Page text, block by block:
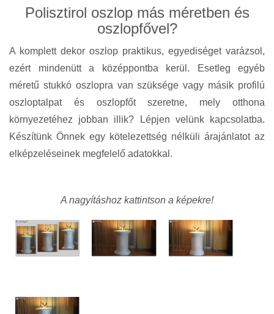
Polisztirol oszlop más méretben és
oszlopfővel?
A komplett dekor oszlop praktikus, egyediséget varázsol,
ezért mindenütt a középpontba kerül. Esetleg egyéb
méretű stukkó oszlopra van szüksége vagy másik profilú
oszloptalpat és oszlopfőt szeretne, mely otthona
környezetéhez jobban illik? Lépjen velünk kapcsolatba.
Készítünk Önnek egy kötelezettség nélküli árajánlatot az
elképzeléseinek megfelelő adatokkal.
A nagyításhoz kattintson a képekre!